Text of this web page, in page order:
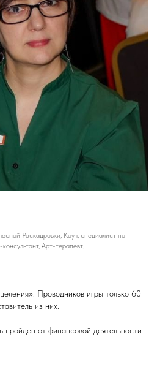
Раскадровки, Коуч, специалист по
Арт-терапевт.
Проводников игры только 60
из них.
от финансовой деятельности